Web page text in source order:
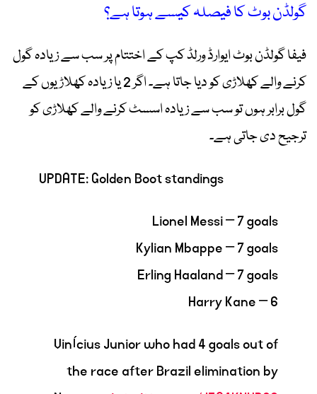
گولڈن بوٹ کا فیصلہ کیسے ہوتا ہے؟
فیفا گولڈن بوٹ ایوارڈ ورلڈ کپ کے اختتام پر سب سے زیادہ گول
کرنے والے کھلاڑی کو دیا جاتا ہے۔ اگر 2 یا زیادہ کھلاڑیوں کے
گول برابر ہوں تو سب سے زیادہ اسسٹ کرنے والے کھلاڑی کو
ترجیح دی جاتی ہے۔
UPDATE: Golden Boot standings
Lionel Messi – 7 goals
Kylian Mbappe – 7 goals
Erling Haaland – 7 goals
Harry Kane – 6
Vinícius Junior who had 4 goals out of
the race after Brazil elimination by